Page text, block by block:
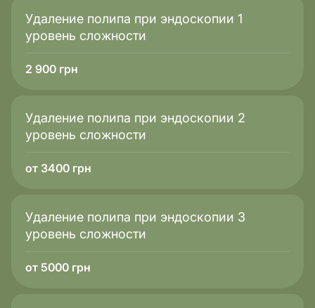
«Хороший» холестерин
Защита сердца и сосудов
Удаление полипа при эндоскопии 1
уровень сложности
2 900 грн
Удаление полипа при эндоскопии 2
уровень сложности
от 3400 грн
Удаление полипа при эндоскопии 3
уровень сложности
от 5000 грн